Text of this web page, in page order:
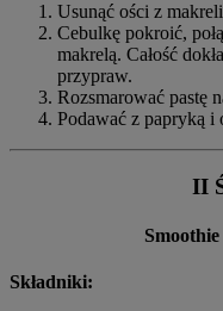
Usunąć ości z
Cebulkę pokroić,
makrelą. Całość
przypraw.
Rozsmarować pastę
Podawać z papryką i
II
Składniki: